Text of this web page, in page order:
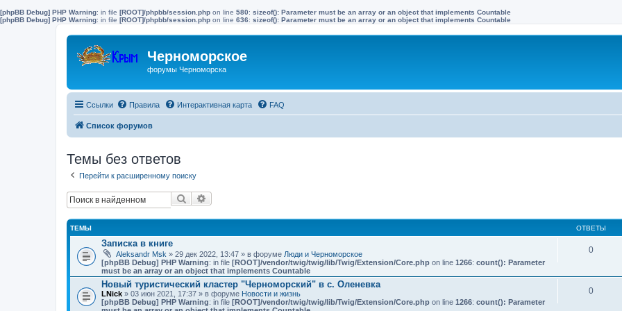
[phpBB Debug] PHP Warning: in file [ROOT]/phpbb/session.php on line 580: sizeof(): Parameter must be an array or an object that implements Countable
[phpBB Debug] PHP Warning: in file [ROOT]/phpbb/session.php on line 636: sizeof(): Parameter must be an array or an object that implements Countable
Черноморское
форумы Черноморска
Ссылки Правила Интерактивная карта FAQ
Список форумов
Темы без ответов
Перейти к расширенному поиску
Поиск
ТЕМЫ ОТВЕТЫ
Записка в книге
Aleksandr Msk » 29 дек 2022, 13:47 » в форуме Люди и Черноморское
[phpBB Debug] PHP Warning: in file [ROOT]/vendor/twig/twig/lib/Twig/Extension/Core.php on line 1266: count(): Parameter
must be an array or an object that implements Countable
0
Новый туристический кластер "Черноморский" в с. Оленевка
LNick » 03 июн 2021, 17:37 » в форуме Новости и жизнь
[phpBB Debug] PHP Warning: in file [ROOT]/vendor/twig/twig/lib/Twig/Extension/Core.php on line 1266: count(): Parameter
0